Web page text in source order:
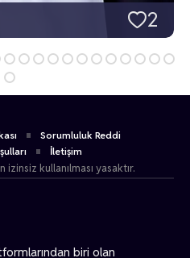
2
biri olan
Sorumluluk Reddi
İletişim
kullanılması yasaktır.